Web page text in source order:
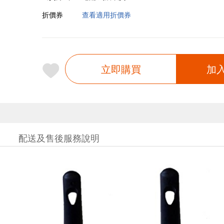
折價券
查看適用折價券
立即購買 加
配送及售後服務說明